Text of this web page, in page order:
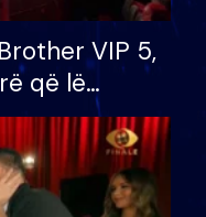
VIP 5,
që lë
për